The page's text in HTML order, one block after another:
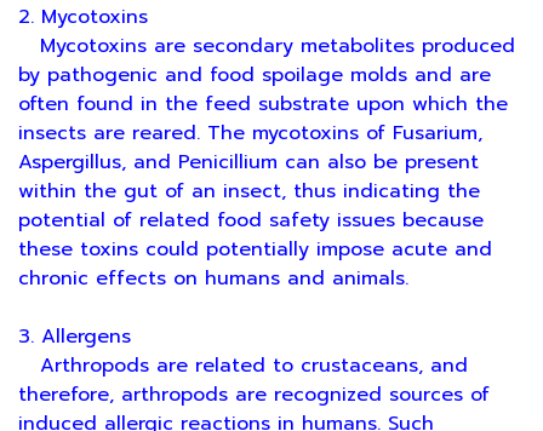
2. Mycotoxins
Mycotoxins are secondary metabolites produced
by pathogenic and food spoilage molds and are
often found in the feed substrate upon which the
insects are reared. The mycotoxins of Fusarium,
Aspergillus, and Penicillium can also be present
within the gut of an insect, thus indicating the
potential of related food safety issues because
these toxins could potentially impose acute and
chronic effects on humans and animals.
3. Allergens
Arthropods are related to crustaceans, and
therefore, arthropods are recognized sources of
induced allergic reactions in humans. Such